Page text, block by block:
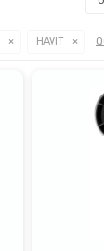
HAVIT